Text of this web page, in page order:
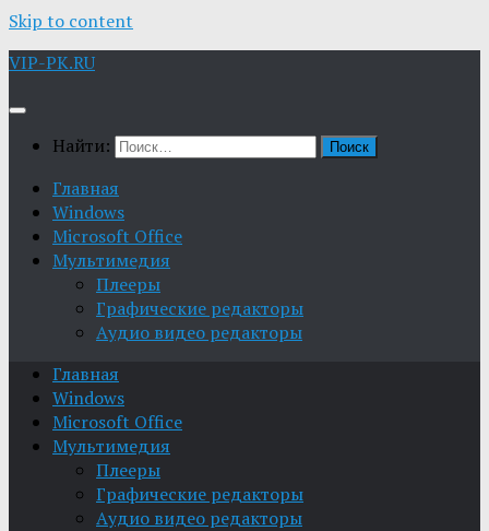
Skip to content
VIP-PK.RU
Найти:
Главная
Windows
Microsoft Office
Мультимедия
Плееры
Графические редакторы
Aудио видео редакторы
Главная
Windows
Microsoft Office
Мультимедия
Плееры
Графические редакторы
Aудио видео редакторы